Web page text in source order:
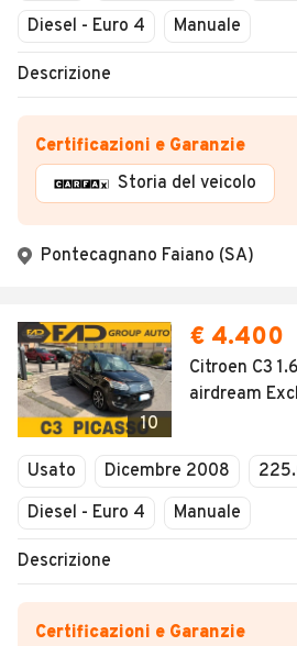
Diesel - Euro 4
Manuale
Descrizione
Certificazioni e Garanzie
Storia del veicolo
Pontecagnano Faiano (SA)
10
€ 4.400
Citroen C3
airdream
Usato Dicembre 2008
Diesel - Euro 4
Manuale
Descrizione
Certificazioni e Garanzie